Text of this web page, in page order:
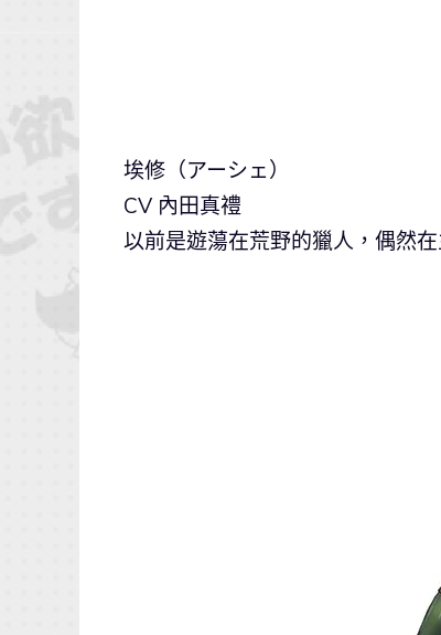
埃修（アーシェ）
CV 內田真禮
以前是遊蕩在荒野的獵人，偶然